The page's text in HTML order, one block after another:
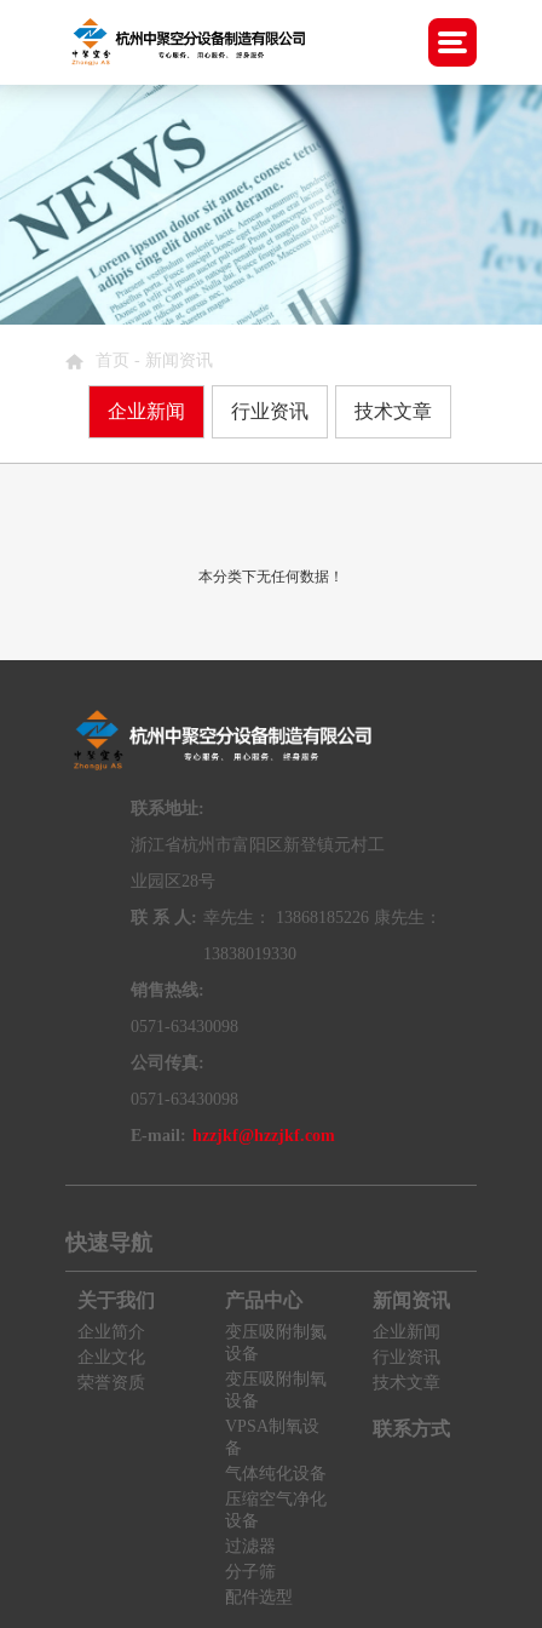
首页 - 新闻资讯
企业新闻 行业资讯 技术文章
本分类下无任何数据！
联系地址:
浙江省杭州市富阳区新登镇元村工
业园区28号
联 系 人: 幸先生： 13868185226 康先生：
13838019330
销售热线:
0571-63430098
公司传真:
0571-63430098
E-mail: hzzjkf@hzzjkf.com
快速导航
关于我们
企业简介
企业文化
荣誉资质
产品中心
变压吸附制氮
设备
变压吸附制氧
设备
VPSA制氧设
备
气体纯化设备
压缩空气净化
设备
过滤器
分子筛
配件选型
新闻资讯
企业新闻
行业资讯
技术文章
联系方式